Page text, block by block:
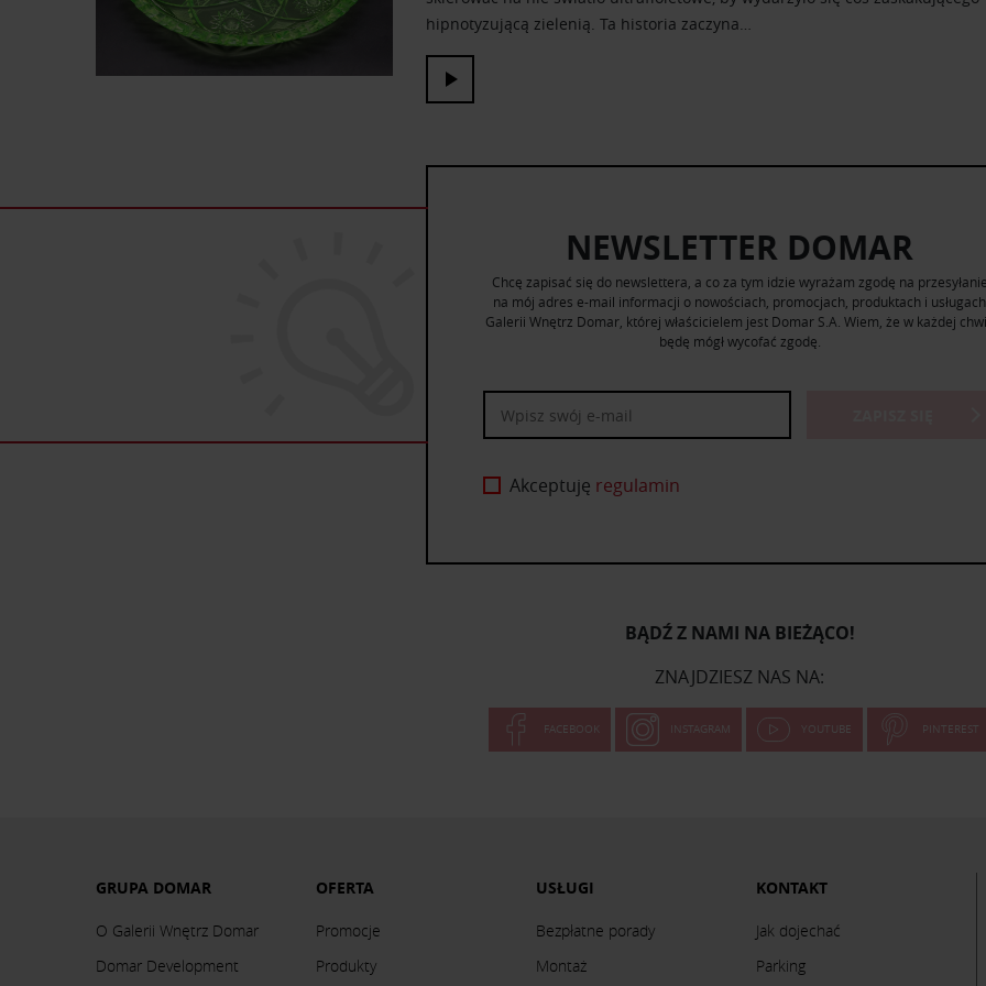
hipnotyzującą zielenią. Ta historia zaczyna…
NEWSLETTER DOMAR
Chcę zapisać się do newslettera, a co za tym idzie wyrażam zgodę na
na mój adres e-mail informacji o nowościach, promocjach, produktach i usługach
Galerii Wnętrz Domar, której właścicielem jest Domar S.A. Wiem, że w każdej
będę mógł wycofać zgodę.
Akceptuję regulamin
BĄDŹ Z NAMI NA BIEŻĄCO!
ZNAJDZIESZ NAS NA:
FACEBOOK INSTAGRAM YOUTUBE PINTEREST
GRUPA DOMAR
O Galerii Wnętrz Domar
Domar Development
OFERTA
Promocje
Produkty
USŁUGI
Bezpłatne porady
Montaż
KONTAKT
Jak dojechać
Parking